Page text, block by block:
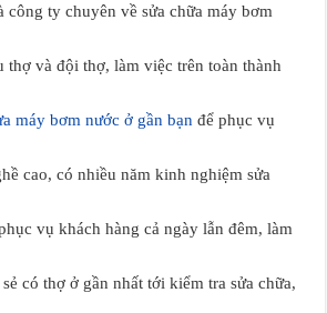
công ty chuyên về sửa chữa máy bơm
thợ và đội thợ, làm việc trên toàn thành
máy bơm nước ở gần bạn để phục vụ
cao, có nhiều năm kinh nghiệm sửa
vụ khách hàng cả ngày lẫn đêm, làm
có thợ ở gần nhất tới kiểm tra sửa chữa,